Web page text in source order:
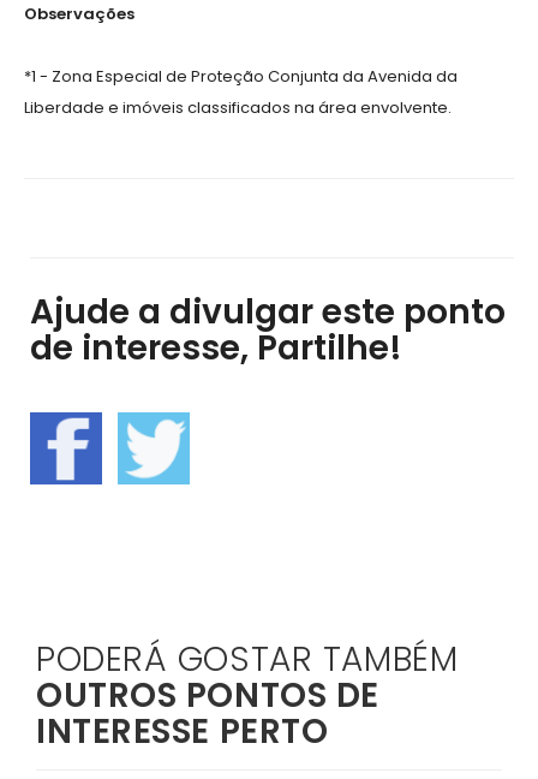
Observações
*1 - Zona Especial de Proteção Conjunta da Avenida da
Liberdade e imóveis classificados na área envolvente.
Ajude a divulgar este ponto
de interesse, Partilhe!
PODERÁ GOSTAR TAMBÉM
OUTROS PONTOS DE
INTERESSE PERTO